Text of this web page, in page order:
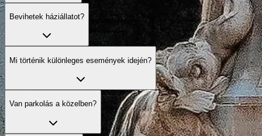
Bevihetek háziállatot?
Mi történik különleges események idején?
Van parkolás a közelben?